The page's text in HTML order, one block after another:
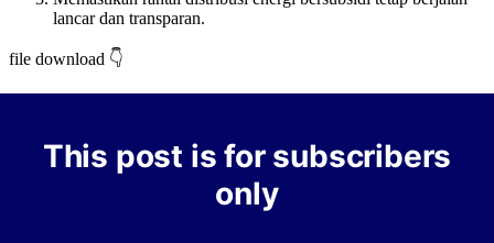
lancar dan transparan.
file download 👇
This post is for subscribers
only